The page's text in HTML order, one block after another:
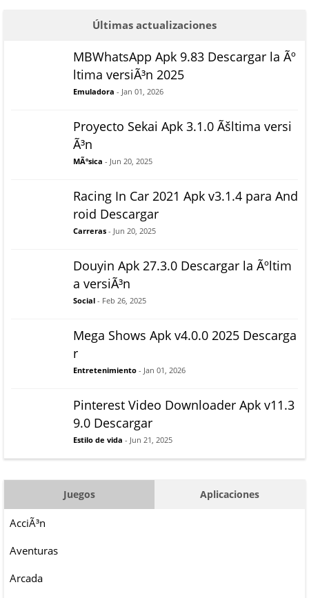
Últimas actualizaciones
MBWhatsApp Apk 9.83 Descargar la Ãº
ltima versiÃ³n 2025
Emuladora - Jan 01, 2026
Proyecto Sekai Apk 3.1.0 Ãšltima versi
Ã³n
MÃºsica - Jun 20, 2025
Racing In Car 2021 Apk v3.1.4 para And
roid Descargar
Carreras - Jun 20, 2025
Douyin Apk 27.3.0 Descargar la Ãºltim
a versiÃ³n
Social - Feb 26, 2025
Mega Shows Apk v4.0.0 2025 Descarga
r
Entretenimiento - Jan 01, 2026
Pinterest Video Downloader Apk v11.3
9.0 Descargar
Estilo de vida - Jun 21, 2025
Juegos Aplicaciones
AcciÃ³n
Aventuras
Arcada